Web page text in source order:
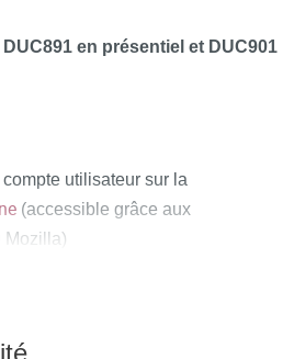
en présentiel et DUC901
utilisateur sur la
(accessible grâce aux
Mozilla)
vos informations personnelles
au format PDF